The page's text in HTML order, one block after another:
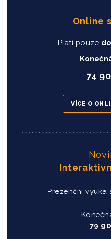
Online
Platí pouze do
74
VÍCE O
Prezenční výuka
79